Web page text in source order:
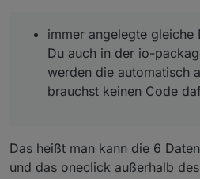
immer angelegte gleiche
Du auch in der io-
werden die automatisch
brauchst keinen Code
Das heißt man kann die 6
und das oneclick außerhalb